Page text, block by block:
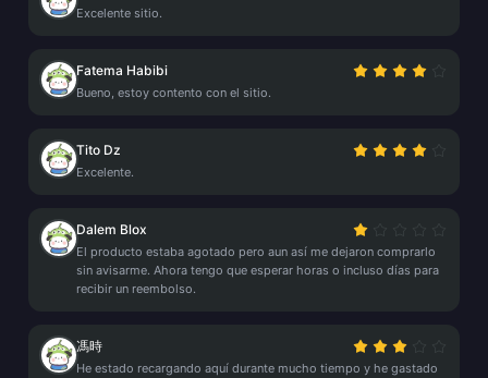
Excelente sitio.
Fatema Habibi
Bueno, estoy contento con el sitio.
Tito Dz
Excelente.
Dalem Blox
El producto estaba agotado pero aun así me dejaron comprarlo
sin avisarme. Ahora tengo que esperar horas o incluso días para
recibir un reembolso.
馮時
He estado recargando aquí durante mucho tiempo y he gastado